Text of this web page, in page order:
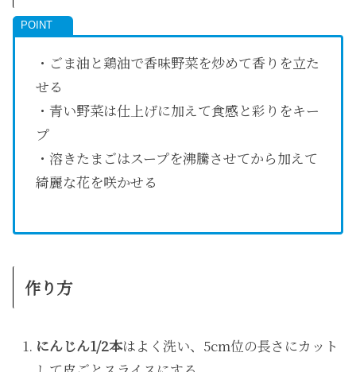
・ごま油と鶏油で香味野菜を炒めて香りを立た
せる
・青い野菜は仕上げに加えて食感と彩りをキー
プ
・溶きたまごはスープを沸騰させてから加えて
綺麗な花を咲かせる
作り方
にんじん1/2本はよく洗い、5cm位の長さにカット